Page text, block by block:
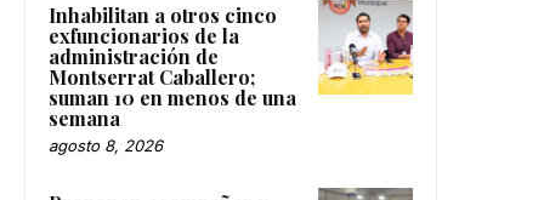
Inhabilitan a otros cinco
exfuncionarios de la
administración de
Montserrat Caballero;
suman 10 en menos de una
semana
agosto 8, 2026